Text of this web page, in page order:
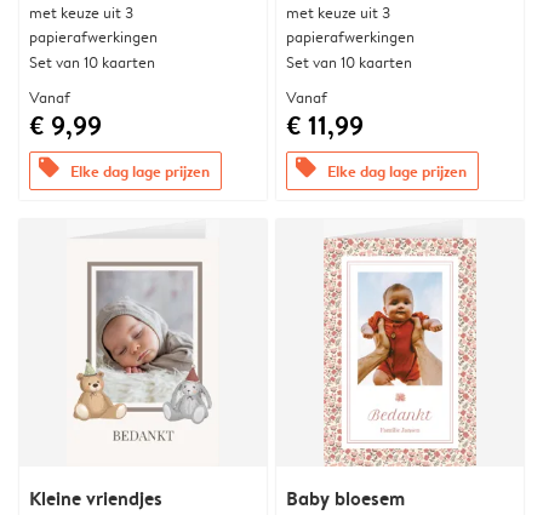
met keuze uit 3
papierafwerkingen
Set van 10 kaarten
Vanaf
€ 9,99
offers Elke dag lage prijzen
met keuze uit 3
papierafwerkingen
Set van 10 kaarten
Vanaf
€ 11,99
offers Elke dag lage prijzen
Kleine vriendjes Baby bloesem